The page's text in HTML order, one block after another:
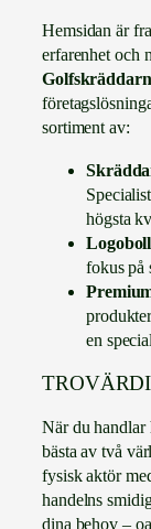
Hemsidan är
erfarenhet och
sortiment av:
högsta
fokus på
en
När du
bästa av två
fysisk aktör
handelns
dina behov –